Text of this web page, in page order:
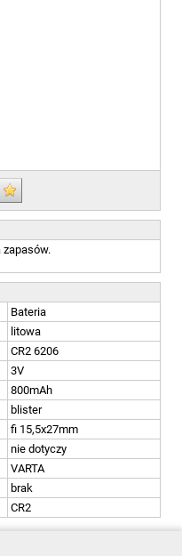
zapasów.
Bateria
litowa
CR2 6206
3V
800mAh
blister
fi 15,5x27mm
nie dotyczy
VARTA
brak
CR2